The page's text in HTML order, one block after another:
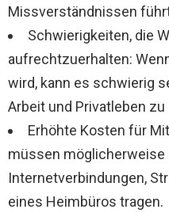
Missverständnissen
Schwierigkeiten, die
aufrechtzuerhalten:
wird, kann es schwierig
Arbeit und Privatleben zu
Erhöhte Kosten für
müssen möglicherweise
Internetverbindungen,
eines Heimbüros tragen.